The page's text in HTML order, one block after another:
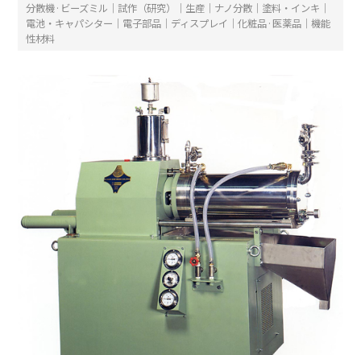
分散機·ビーズミル｜試作（研究）｜生産｜ナノ分散｜塗料・インキ｜
電池・キャパシター｜電子部品｜ディスプレイ｜化粧品·医薬品｜機能
性材料